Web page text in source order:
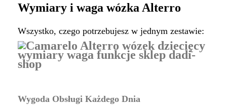
Wymiary i waga wózka Alterro
Wszystko, czego potrzebujesz w jednym zestawie:
Wygoda Obsługi Każdego Dnia